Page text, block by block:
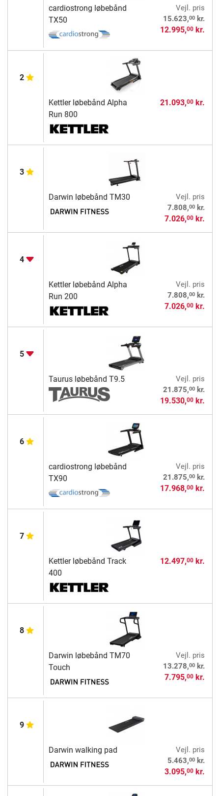
cardiostrong løbebånd
TX50
Vejl. pris
15.623,00kr.
12.995,00kr.
2
Kettler løbebånd Alpha
Run 800
21.093,00kr.
3
Darwin løbebånd TM30
Vejl. pris
7.808,00kr.
7.026,00kr.
4
Kettler løbebånd Alpha
Run 200
Vejl. pris
7.808,00kr.
7.026,00kr.
5
Taurus løbebånd T9.5
Vejl. pris
21.875,00kr.
19.530,00kr.
6
cardiostrong løbebånd
TX90
Vejl. pris
21.875,00kr.
17.968,00kr.
7
Kettler løbebånd Track
400
12.497,00kr.
8
Darwin løbebånd TM70
Touch
Vejl. pris
13.278,00kr.
7.795,00kr.
9
Darwin walking pad
Vejl. pris
5.463,00kr.
3.095,00kr.